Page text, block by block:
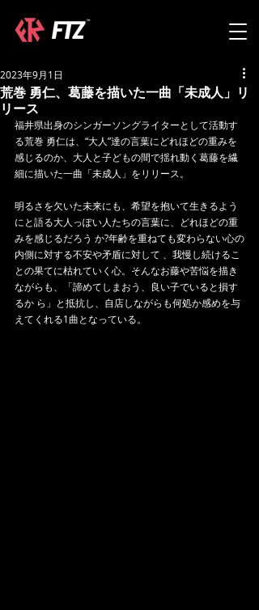
荒巻 勇仁、葛藤を描いた一曲「未成人」リ
リース
2023年9月1日
福井県出身のシンガーソングライターとして活動す
る荒巻 勇仁は、“大人”達の言葉にどれほどの重みを
感じるのか、大人と子どもの間で揺れ動く葛藤を繊
細に描いた一曲「未成人」をリリース。
明るさを欠いた未来にも、希望を抱いて生きるよう
にと語る大人っぽい人たちの言葉に、どれほどの重
みを感じるだろう か?年齢を重ねても変わらない心の
内側に対する不安や矛盾に対して 、我慢し続けるこ
との果てに枯れていく心。そんなお藤や苦悩を描き
ながらも、「諦めてしまおう、良い子でいると損す
るか ら」と抵抗し、自店しながらも何処か感めを与
えてくれる1曲となっている。